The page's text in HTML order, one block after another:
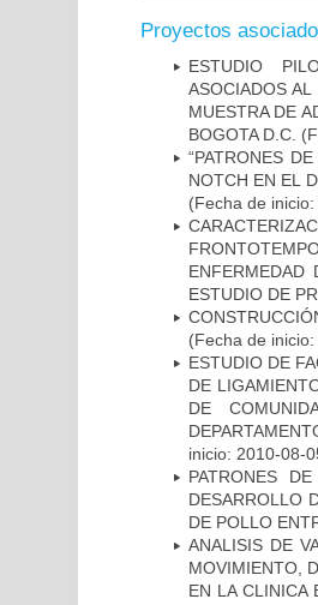
Proyectos
ESTUDIO
ASOCIADOS
MUESTRA DE
BOGOTA D.C.
“PATRONES
NOTCH EN EL
(Fecha de
ENFERMEDAD
ESTUDIO DE
(Fecha de
ESTUDIO DE
DE
DE
inicio: 2010-08-
PATRONES
DESARROLLO
DE POLLO
ANALISIS DE
MOVIMIENTO,
EN LA CLINICA